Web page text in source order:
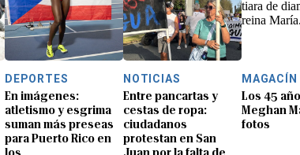
DEPORTES
En imágenes:
atletismo y esgrima
suman más preseas
para Puerto Rico en
NOTICIAS
Entre pancartas y
cestas de ropa:
ciudadanos
protestan en San
MAGACÍN
Los 45
Meghan
fotos